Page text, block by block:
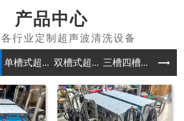
产品中心
单槽式超... 双槽式超... 三槽四槽... 多槽